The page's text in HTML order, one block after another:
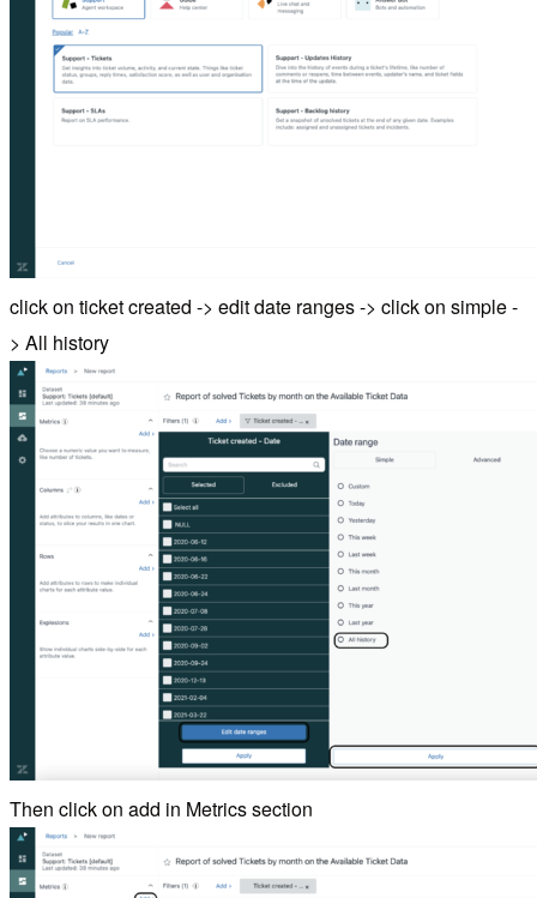
click on ticket created -> edit date ranges -> click on simple -
> All history
Then click on add in Metrics section